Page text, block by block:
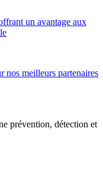
un avantage aux
nos meilleurs partenaires
prévention, détection et